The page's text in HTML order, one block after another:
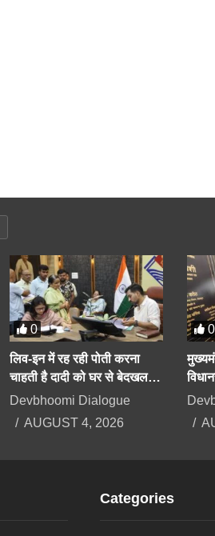
0
लिव-इन में रह रही पोती करना
चाहती है दादी को घर से बेदखल,
बिगड़ैल पोती पर महिला सेल करेगी
Devbhoomi Dialogue
AUGUST 4, 2026
0
Categories